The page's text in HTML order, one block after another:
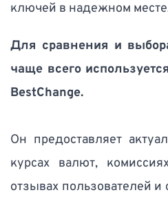
ключей в надежном
Для сравнения и
чаще всего
BestChange.
Он предоставляет
курсах валют,
отзывах пользователей